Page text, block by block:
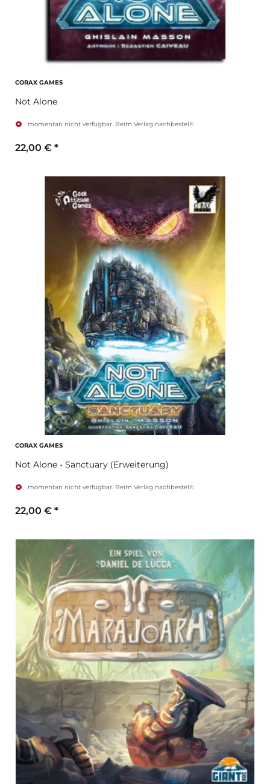
CORAX GAMES
Not Alone
momentan nicht verfügbar. Beim Verlag nachbestellt.
22,00 € *
CORAX GAMES
Not Alone - Sanctuary (Erweiterung)
momentan nicht verfügbar. Beim Verlag nachbestellt.
22,00 € *